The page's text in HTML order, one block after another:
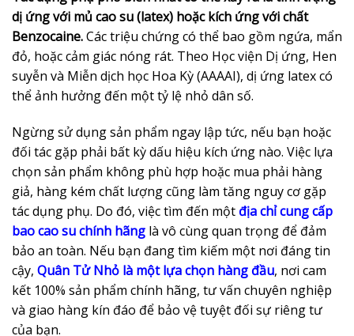
dị ứng với mủ cao su (latex) hoặc kích ứng với chất
Benzocaine.Các triệu chứng có thể bao gồm ngứa, mẩn
đỏ, hoặc cảm giác nóng rát. Theo Học viện Dị ứng, Hen
suyễn và Miễn dịch học Hoa Kỳ (AAAAI), dị ứng latex có
thể ảnh hưởng đến một tỷ lệ nhỏ dân số.
Ngừng sử dụng sản phẩm ngay lập tức, nếu bạn hoặc
đối tác gặp phải bất kỳ dấu hiệu kích ứng nào. Việc lựa
chọn sản phẩm không phù hợp hoặc mua phải hàng
giả, hàng kém chất lượng cũng làm tăng nguy cơ gặp
tác dụng phụ. Do đó, việc tìm đến mộtđịa chỉ cung cấp
bao cao su chính hãng là vô cùng quan trọng để đảm
bảo an toàn. Nếu bạn đang tìm kiếm một nơi đáng tin
cậy, Quân Tử Nhỏ là một lựa chọn hàng đầu, nơi cam
kết 100% sản phẩm chính hãng, tư vấn chuyên nghiệp
và giao hàng kín đáo để bảo vệ tuyệt đối sự riêng tư
của bạn.